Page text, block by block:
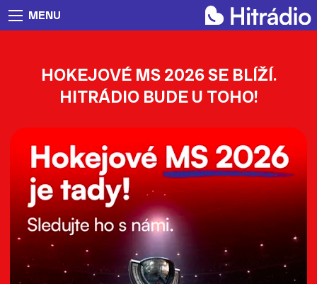
MENU
HOKEJOVÉ MS 2026 SE BLÍŽÍ.
HITRÁDIO BUDE U TOHO!